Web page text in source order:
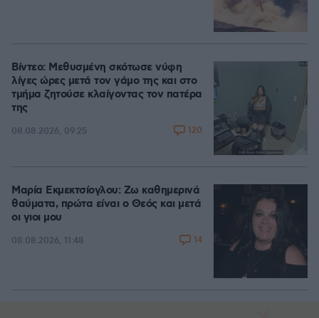
Βίντεο: Μεθυσμένη σκότωσε νύφη
λίγες ώρες μετά τον γάμο της και στο
τμήμα ζητούσε κλαίγοντας τον πατέρα
της
08.08.2026, 09:25 120
Μαρία Εκμεκτσίογλου: Ζω καθημερινά
θαύματα, πρώτα είναι ο Θεός και μετά
οι γιοι μου
08.08.2026, 11:48 14